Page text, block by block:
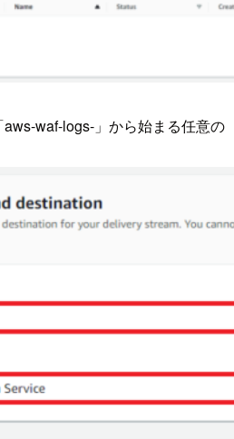
waf-logs-」から始まる任意の